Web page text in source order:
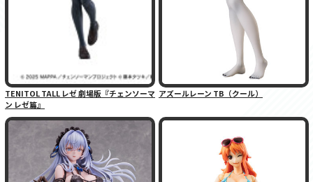
TENITOL TALL レゼ 劇場版『チェンソーマ
ン レゼ篇』
アズールレーン TB（クール）